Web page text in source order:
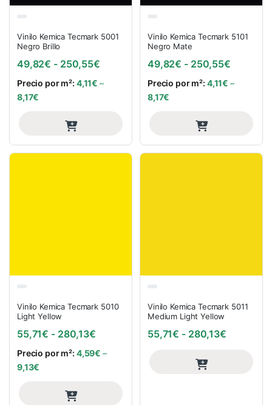
Vinilo Kemica Tecmark 5001
Negro Brillo
49,82€ - 250,55€Rango de precios: desde 49,82€
Precio por m²: 4,11€ –
8,17€
Vinilo Kemica Tecmark 5101
Negro Mate
49,82€ - 250,55€Rango
Precio por m²: 4,11€ –
8,17€
Vinilo Kemica Tecmark 5010
Light Yellow
55,71€ - 280,13€Rango de precios: desde 55,71€
Precio por m²: 4,59€ –
9,13€
Vinilo Kemica Tecmark 5011
Medium Light Yellow
55,71€ - 280,13€Rango